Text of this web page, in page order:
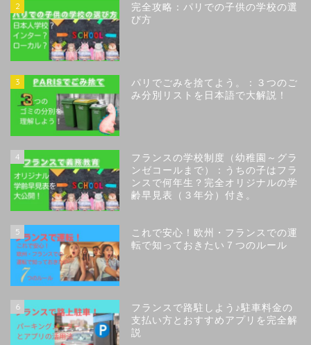
2
完全攻略：パリでの子供の学校の選
び方
3
パリでごみを捨てよう。：３つのご
み分別リストを日本語で大解説！
4
フランスの学校制度（幼稚園～グラ
ンゼコールまで）：うちの子はフラ
ンスで何年生？完全オリジナルの学
齢早見表（３年分）付き。
5
これで安心！欧州・フランスでの運
転で知っておきたい７つのルール
6
フランスで路駐しよう♪駐車料金の
支払い方とおすすめアプリを完全解
説